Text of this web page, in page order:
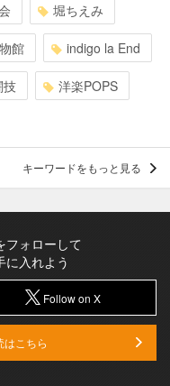
堀ちえみ
館 indigo la End
技 洋楽POPS
キーワードをもっと見る
フォローして
に入れよう
Follow on X
こちら